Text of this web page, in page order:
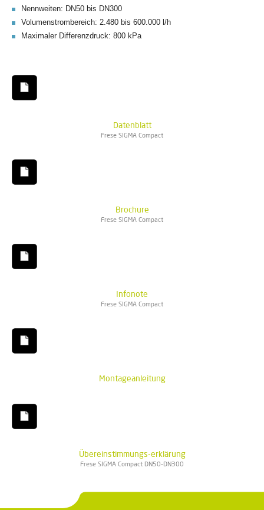
Nennweiten: DN50 bis DN300
Volumenstrombereich: 2.480 bis 600.000 l/h
Maximaler Differenzdruck: 800 kPa
Datenblatt
Frese SIGMA Compact
Brochure
Frese SIGMA Compact
Infonote
Frese SIGMA Compact
Montageanleitung
Übereinstimmungs-erklärung
Frese SIGMA Compact DN50-DN300